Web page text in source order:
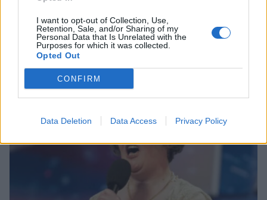
I want to opt-out of Collection, Use,
Retention, Sale, and/or Sharing of my
Personal Data that Is Unrelated with the
Purposes for which it was collected.
Opted Out
CONFIRM
Data Deletion Data Access Privacy Policy
Talent-voittajan laulu terrorisoi
naapureita: ”En kuule edes
televisiota”